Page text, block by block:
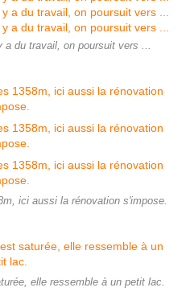
a du travail, on poursuit vers ...
ici aussi la rénovation s'impose.
elle ressemble à un petit lac.